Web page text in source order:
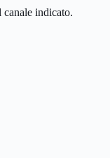
indicato.